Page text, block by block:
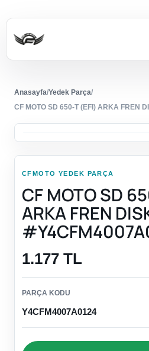
Anasayfa/Yedek Parça/
CF MOTO SD 650-T (EFI) ARKA FREN
CFMOTO YEDEK PARÇA
CF MOTO SD
ARKA FREN
1.177 TL
PARÇA KODU
Y4CFM4007A0124